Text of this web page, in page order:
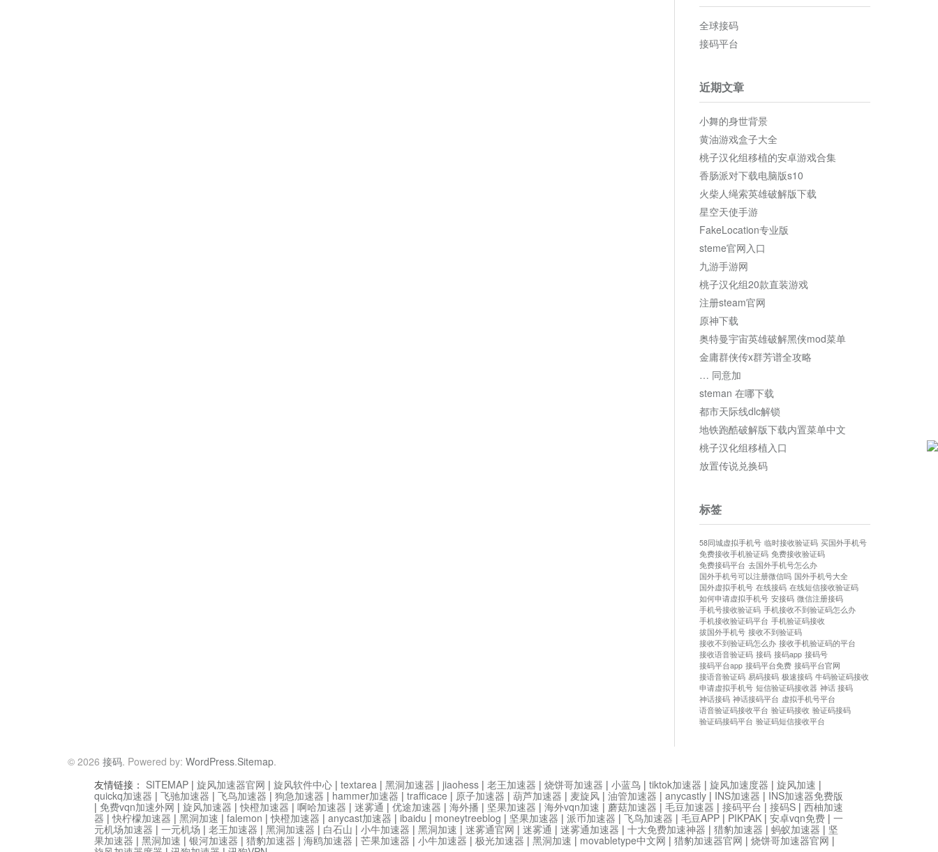
全球接码
接码平台
近期文章
小舞的身世背景
黄油游戏盒子大全
桃子汉化组移植的安卓游戏合集
香肠派对下载电脑版s10
火柴人绳索英雄破解版下载
星空天使手游
FakeLocation专业版
steme官网入口
九游手游网
桃子汉化组20款直装游戏
注册steam官网
原神下载
奥特曼宇宙英雄破解黑侠mod菜单
金庸群侠传x群芳谱全攻略
… 同意加
steman 在哪下载
都市天际线dlc解锁
地铁跑酷破解版下载内置菜单中文
桃子汉化组移植入口
放置传说兑换码
标签
58同城虚拟手机号 临时接收验证码 买国外手机号
免费接收手机验证码 免费接收验证码
免费接码平台 去国外手机号怎么办
国外手机号可以注册微信吗 国外手机号大全
国外虚拟手机号 在线接码 在线短信接收验证码
如何申请虚拟手机号 安接码 微信注册接码
手机号接收验证码 手机接收不到验证码怎么办
手机接收验证码平台 手机验证码接收
拔国外手机号 接收不到验证码
接收不到验证码怎么办 接收手机验证码的平台
接收语音验证码 接码 接码app 接码号
接码平台app 接码平台免费 接码平台官网
接语音验证码 易码接码 极速接码 牛码验证码接收
申请虚拟手机号 短信验证码接收器 神话 接码
神话接码 神话接码平台 虚拟手机号平台
语音验证码接收平台 验证码接收 验证码接码
验证码接码平台 验证码短信接收平台
© 2026 接码. Powered by: WordPress.Sitemap.
友情链接： SITEMAP | 旋风加速器官网 | 旋风软件中心 | textarea | 黑洞加速器 | jiaohess | 老王加速器 | 烧饼哥加速器 | 小蓝鸟 | tiktok加速器 | 旋风加速度器 | 旋风加速 |
quickq加速器 | 飞驰加速器 | 飞鸟加速器 | 狗急加速器 | hammer加速器 | trafficace | 原子加速器 | 葫芦加速器 | 麦旋风 | 油管加速器 | anycastly | INS加速器 | INS加速器免费版
| 免费vqn加速外网 | 旋风加速器 |快橙加速器 | 啊哈加速器 | 迷雾通 | 优途加速器 | 海外播 | 坚果加速器 | 海外vqn加速 | 蘑菇加速器 | 毛豆加速器 | 接码平台 | 接码S | 西柚加速
器 |快柠檬加速器 | 黑洞加速 | falemon |快橙加速器 | anycast加速器 | ibaidu | moneytreeblog | 坚果加速器 | 派币加速器 | 飞鸟加速器 | 毛豆APP | PIKPAK | 安卓vqn免费 | 一
元机场加速器 | 一元机场 | 老王加速器 | 黑洞加速器 | 白石山 | 小牛加速器 | 黑洞加速 | 迷雾通官网 | 迷雾通 | 迷雾通加速器 | 十大免费加速神器 | 猎豹加速器 | 蚂蚁加速器 | 坚
果加速器 | 黑洞加速 | 银河加速器 | 猎豹加速器 | 海鸥加速器 | 芒果加速器 | 小牛加速器 | 极光加速器 | 黑洞加速 | movabletype中文网 | 猎豹加速器官网 | 烧饼哥加速器官网 |